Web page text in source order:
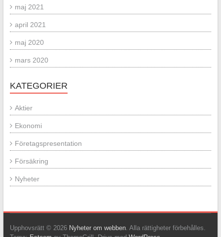
maj 2021
april 2021
maj 2020
mars 2020
KATEGORIER
Aktier
Ekonomi
Företagspresentation
Försäkring
Nyheter
Upphovsrätt © 2026 Nyheter om webben. Alla rättigheter förbehålles.